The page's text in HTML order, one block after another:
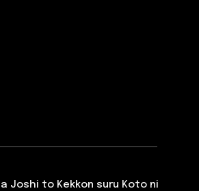
Joshi to Kekkon suru Koto ni